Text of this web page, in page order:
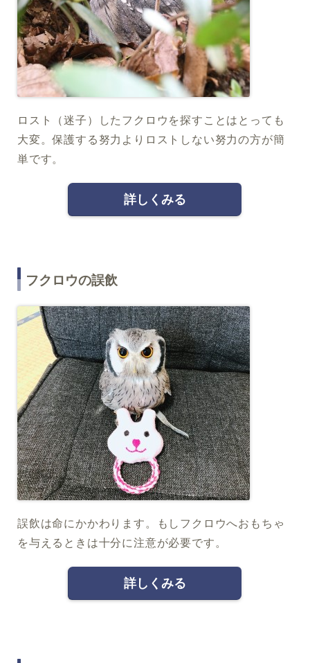
ロスト（迷子）したフクロウを探すことはとっても
大変。保護する努力よりロストしない努力の方が簡
単です。
詳しくみる
フクロウの誤飲
誤飲は命にかかわります。もしフクロウへおもちゃ
を与えるときは十分に注意が必要です。
詳しくみる